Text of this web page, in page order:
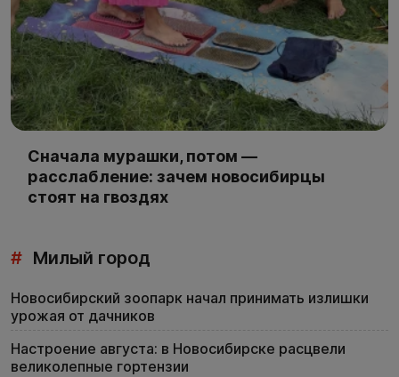
Сначала мурашки, потом —
расслабление: зачем новосибирцы
стоят на гвоздях
# Милый город
Новосибирский зоопарк начал принимать излишки
урожая от дачников
Настроение августа: в Новосибирске расцвели
великолепные гортензии